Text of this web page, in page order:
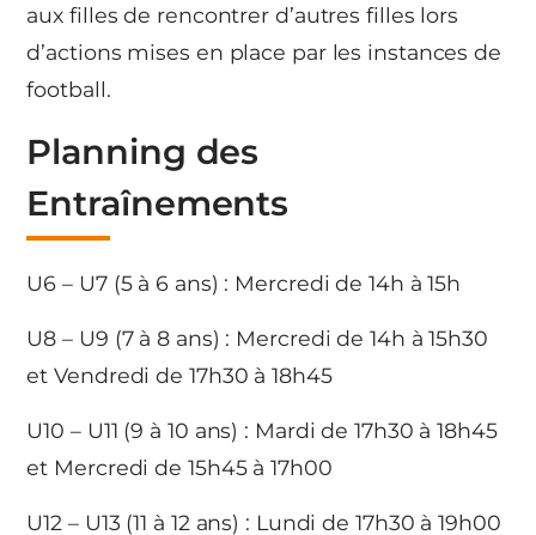
aux filles de rencontrer d’autres filles lors
d’actions mises en place par les instances de
football.
Planning des
Entraînements
U6 – U7 (5 à 6 ans) : Mercredi de 14h à 15h
U8 – U9 (7 à 8 ans) : Mercredi de 14h à 15h30
et Vendredi de 17h30 à 18h45
U10 – U11 (9 à 10 ans) : Mardi de 17h30 à 18h45
et Mercredi de 15h45 à 17h00
U12 – U13 (11 à 12 ans) : Lundi de 17h30 à 19h00